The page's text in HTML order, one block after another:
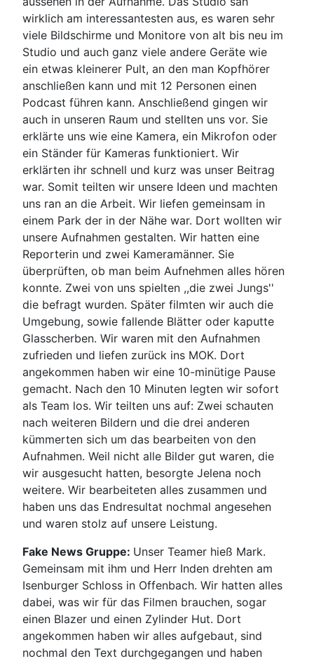
wirklich am interessantesten aus, es waren sehr
viele Bildschirme und Monitore von alt bis neu im
Studio und auch ganz viele andere Geräte wie
ein etwas kleinerer Pult, an den man Kopfhörer
anschließen kann und mit 12 Personen einen
Podcast führen kann. Anschließend gingen wir
auch in unseren Raum und stellten uns vor. Sie
erklärte uns wie eine Kamera, ein Mikrofon oder
ein Ständer für Kameras funktioniert. Wir
erklärten ihr schnell und kurz was unser Beitrag
war. Somit teilten wir unsere Ideen und machten
uns ran an die Arbeit. Wir liefen gemeinsam in
einem Park der in der Nähe war. Dort wollten wir
unsere Aufnahmen gestalten. Wir hatten eine
Reporterin und zwei Kameramänner. Sie
überprüften, ob man beim Aufnehmen alles hören
konnte. Zwei von uns spielten ,,die zwei Jungs''
die befragt wurden. Später filmten wir auch die
Umgebung, sowie fallende Blätter oder kaputte
Glasscherben. Wir waren mit den Aufnahmen
zufrieden und liefen zurück ins MOK. Dort
angekommen haben wir eine 10-minütige Pause
gemacht. Nach den 10 Minuten legten wir sofort
als Team los. Wir teilten uns auf: Zwei schauten
nach weiteren Bildern und die drei anderen
kümmerten sich um das bearbeiten von den
Aufnahmen. Weil nicht alle Bilder gut waren, die
wir ausgesucht hatten, besorgte Jelena noch
weitere. Wir bearbeiteten alles zusammen und
haben uns das Endresultat nochmal angesehen
und waren stolz auf unsere Leistung.
Fake News Gruppe: Unser Teamer hieß Mark.
Gemeinsam mit ihm und Herr Inden drehten am
Isenburger Schloss in Offenbach. Wir hatten alles
dabei, was wir für das Filmen brauchen, sogar
einen Blazer und einen Zylinder Hut. Dort
angekommen haben wir alles aufgebaut, sind
nochmal den Text durchgegangen und haben